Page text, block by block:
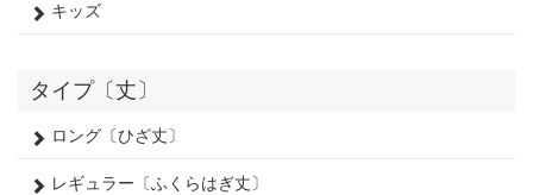
キッズ
タイプ〔丈〕
ロング〔ひざ丈〕
レギュラー〔ふくらはぎ丈〕